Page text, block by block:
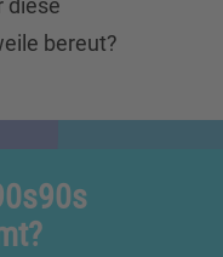
diese
bereut?